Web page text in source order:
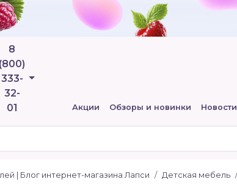
8
(800)
333-
32-
01
Телефоны
Акции Обзоры и новинки Новости
| Блог интернет-магазина Лапси Детская мебель